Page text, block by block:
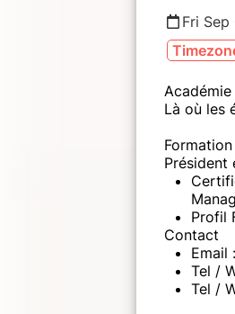
Fri
Là où les
Président
Profil
Contact
Email
Tel /
Tel /